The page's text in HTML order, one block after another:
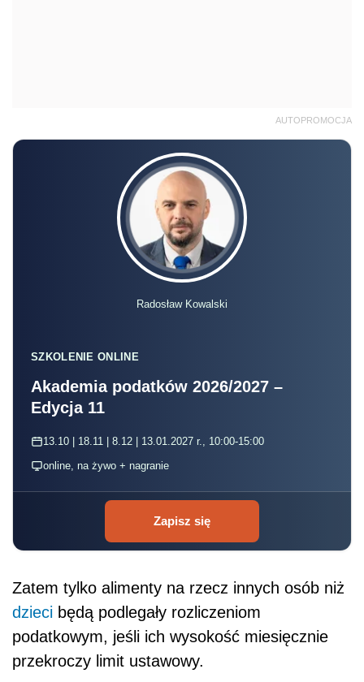
AUTOPROMOCJA
Radosław Kowalski
SZKOLENIE ONLINE
Akademia podatków 2026/2027 –
Edycja 11
13.10 | 18.11 | 8.12 | 13.01.2027 r., 10:00-15:00
online, na żywo + nagranie
Zapisz się
Zatem tylko alimenty na rzecz innych osób niż
dzieci będą podlegały rozliczeniom
podatkowym, jeśli ich wysokość miesięcznie
przekroczy limit ustawowy.